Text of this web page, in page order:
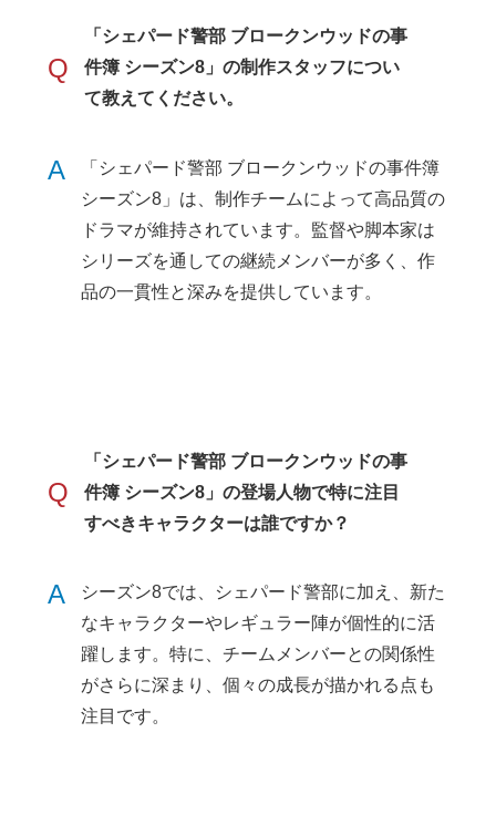
Q
「シェパード警部 ブロークンウッドの事
件簿 シーズン8」の制作スタッフについ
て教えてください。
A
「シェパード警部 ブロークンウッドの事件簿
シーズン8」は、制作チームによって高品質の
ドラマが維持されています。監督や脚本家は
シリーズを通しての継続メンバーが多く、作
品の一貫性と深みを提供しています。
Q
「シェパード警部 ブロークンウッドの事
件簿 シーズン8」の登場人物で特に注目
すべきキャラクターは誰ですか？
A
シーズン8では、シェパード警部に加え、新た
なキャラクターやレギュラー陣が個性的に活
躍します。特に、チームメンバーとの関係性
がさらに深まり、個々の成長が描かれる点も
注目です。